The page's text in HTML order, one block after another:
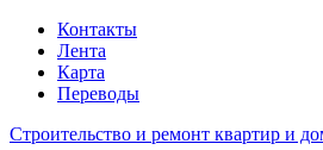
Контакты
Лента
Карта
Переводы
Строительство и ремонт квартир и